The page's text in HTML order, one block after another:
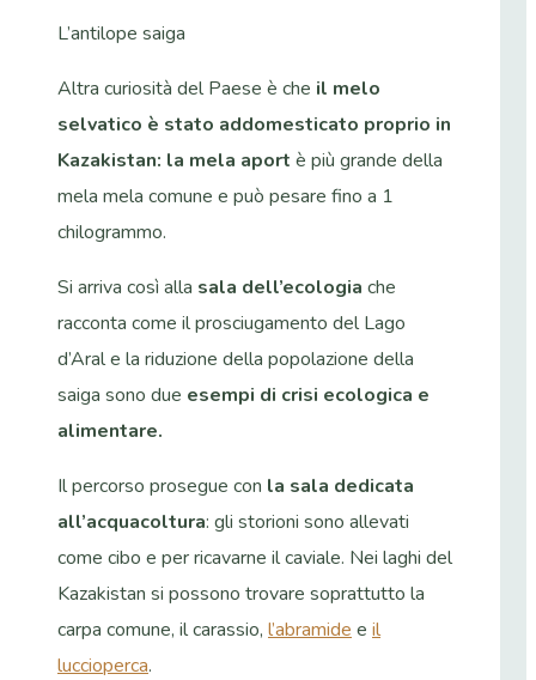
L’antilope saiga
Altra curiosità del Paese è che il melo
selvatico è stato addomesticato proprio in
Kazakistan: la mela aport è più grande della
mela mela comune e può pesare fino a 1
chilogrammo.
Si arriva così alla sala dell’ecologia che
racconta come il prosciugamento del Lago
d’Aral e la riduzione della popolazione della
saiga sono due esempi di crisi ecologica e
alimentare.
Il percorso prosegue con la sala dedicata
all’acquacoltura: gli storioni sono allevati
come cibo e per ricavarne il caviale. Nei laghi del
Kazakistan si possono trovare soprattutto la
carpa comune, il carassio, l’abramide e il
luccioperca.